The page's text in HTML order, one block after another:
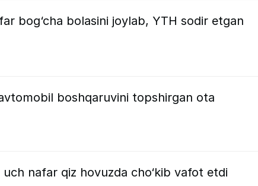
bog‘cha bolasini joylab, YTH sodir etgan
avtomobil boshqaruvini topshirgan ota
nafar qiz hovuzda cho‘kib vafot etdi